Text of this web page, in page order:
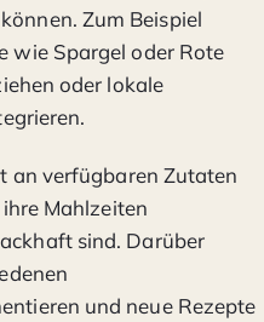
Zum Beispiel
wie Spargel oder Rote
oder lokale
an verfügbaren Zutaten
Mahlzeiten
sind. Darüber
und neue Rezepte